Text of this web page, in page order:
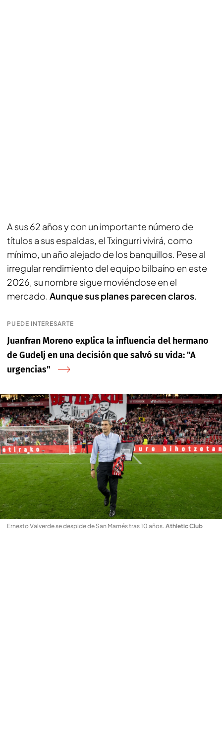
A sus 62 años y con un importante número de
títulos a sus espaldas, el Txingurri vivirá, como
mínimo, un año alejado de los banquillos. Pese al
irregular rendimiento del equipo bilbaíno en este
2026, su nombre sigue moviéndose en el
mercado. Aunque sus planes parecen claros.
PUEDE INTERESARTE
Juanfran Moreno explica la influencia del hermano
de Gudelj en una decisión que salvó su vida: "A
urgencias"
Ernesto Valverde se despide de San Mamés tras 10 años. Athletic Club